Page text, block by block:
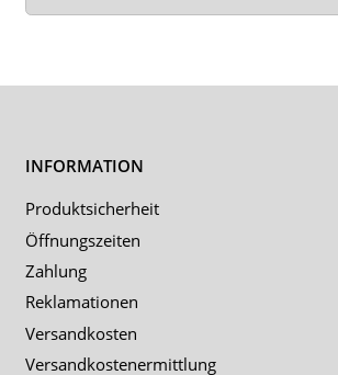
INFORMATION
Produktsicherheit
Öffnungszeiten
Zahlung
Reklamationen
Versandkosten
Versandkostenermittlung